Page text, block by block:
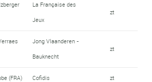
La Française des
Jeux
zt
Jong Vlaanderen -
Bauknecht
zt
(FRA) Cofidis zt